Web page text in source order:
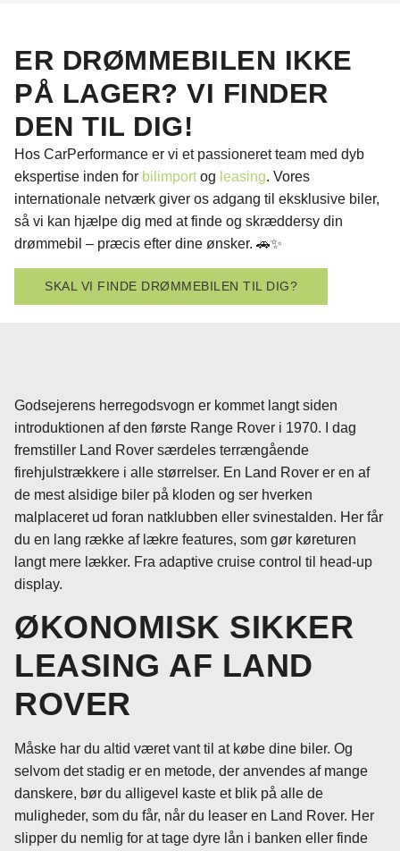
ER DRØMMEBILEN IKKE
PÅ LAGER? VI FINDER
DEN TIL DIG!
Hos CarPerformance er vi et passioneret team med dyb
ekspertise inden for bilimportog leasing. Vores
internationale netværk giver os adgang til eksklusive biler,
så vi kan hjælpe dig med at finde og skræddersy din
drømmebil – præcis efter dine ønsker. 🚗✨
SKAL VI FINDE DRØMMEBILEN TIL DIG?
Godsejerens herregodsvogn er kommet langt siden
introduktionen af den første Range Rover i 1970. I dag
fremstiller Land Rover særdeles terrængående
firehjulstrækkere i alle størrelser. En Land Rover er en af
de mest alsidige biler på kloden og ser hverken
malplaceret ud foran natklubben eller svinestalden. Her får
du en lang række af lækre features, som gør køreturen
langt mere lækker. Fra adaptive cruise control til head-up
display.
ØKONOMISK SIKKER
LEASING AF LAND
ROVER
Måske har du altid været vant til at købe dine biler. Og
selvom det stadig er en metode, der anvendes af mange
danskere, bør du alligevel kaste et blik på alle de
muligheder, som du får, når du leaser en Land Rover. Her
slipper du nemlig for at tage dyre lån i banken eller finde